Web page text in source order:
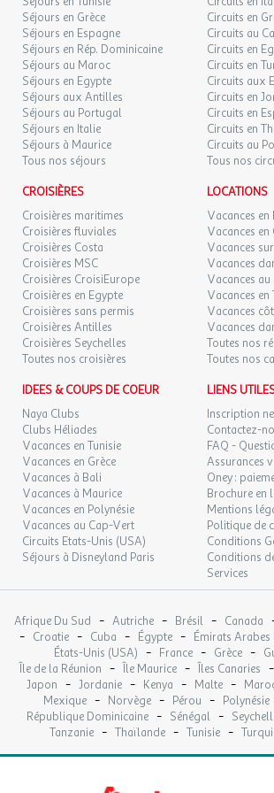
Les vignobles du Minervois et des Corbières.
Les étangs de Gruissan, classés Natura 2000.
La Cité de Carcassonne, inscrite au
l'UNESCO.
Les trésors du littoral méditerranéen et les
pays audois.
Chaque journée est l'occasion d'une nouvelle
? Camping Le Val de Cesse, un cadre unique
détente et découvertes s'harmonisent à
ses labels Accueil Vélo, Relais Motard,
Pêche National.
? Des activités pour petits et grands
Un large choix d'activités est proposé sur
Piscine chauffée à 28° avec solarium (avril à
Animations conviviales et familiales : en
Animations en soirée le week-end durant la
depuis le camping.
Balades à vélo, excursions culturelles et
Gruissan.
Découverte du Canal du Midi.
Découverte de Narbonne et de son célèbre
? Des services pensés pour votre confort
LUN.
07
SEPT.
129 €
MAR.
08
SEPT.
129 €
MER.
09
SEPT.
129 €
10
SEPT.
129 €
VEN.
11
SEPT.
129 €
SAM.
12
SEPT.
129 €
DIM.
13
SEPT.
129 €/hébergement
LUN.
14
SEPT.
129 €
15
SEPT.
129 €/hébergement
MER.
SEPT.
129 €
JEU.
17
SEPT.
129 € /hébergement
VEN.
18
SEPT.
129 € /hébergement
19 129 €/hébergement
Séjours en Grèce
Séjours en Espagne
Séjours en Rép. Dominicaine
Séjours au Maroc
Séjours en Egypte
Séjours aux Antilles
Séjours au Portugal
Séjours en Italie
Séjours à Maurice
Tous nos séjours
Circuits en
Circuits au
Circuits en
Circuits en
Circuits aux
Circuits en
Circuits en
Circuits en
Circuits au
Tous nos
CROISIÈRES
Croisières maritimes
Croisières fluviales
Croisières Costa
Croisières MSC
Croisières CroisiEurope
Croisières en Egypte
Croisières sans permis
Croisières Antilles
Croisières Seychelles
Toutes nos croisières
LOCATIONS
Vacances en
Vacances en
Vacances
Vacances
Vacances au
Vacances en
Vacances
Vacances
Toutes nos
Toutes nos
IDEES & COUPS DE COEUR
Naya Clubs
Clubs Héliades
Vacances en Tunisie
Vacances en Grèce
Vacances à Bali
Vacances à Maurice
Vacances en Polynésie
Vacances au Cap-Vert
Circuits Etats-Unis (USA)
Séjours à Disneyland Paris
LIENS
Inscription
Contactez-
FAQ -
Assurances
Oney :
Brochure en
Mentions
Politique de
Conditions
Conditions
Services
Afrique Du Sud - Autriche - Brésil - Canada
- Croatie - Cuba - Égypte - Émirats Arabes
États-Unis (USA) - France - Grèce -
Île de la Réunion - Île Maurice - Îles Canaries -
Japon - Jordanie - Kenya - Malte -
Mexique - Norvège - Pérou - Polynésie
République Dominicaine - Sénégal -
Tanzanie - Thaïlande - Tunisie -